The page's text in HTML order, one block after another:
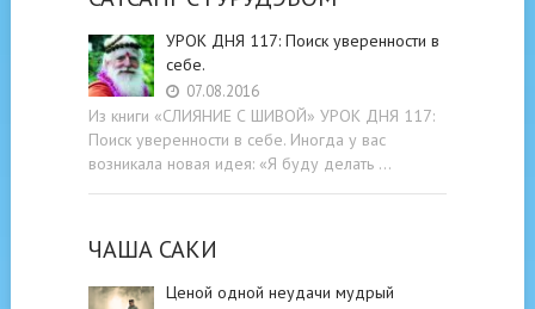
УРОК ДНЯ 117: Поиск уверенности в
себе.
07.08.2016
Из книги «СЛИЯНИЕ С ШИВОЙ» УРОК ДНЯ 117:
Поиск уверенности в себе. Иногда у вас
возникала новая идея: «Я буду делать …
ЧАША САКИ
Ценой одной неудачи мудрый